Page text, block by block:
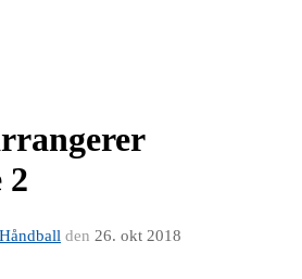
2
den 26. okt 2018